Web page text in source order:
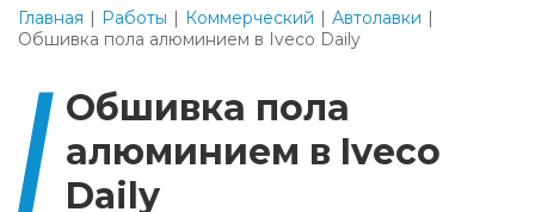
Главная Работы Коммерческий
Автолавки
Обшивка пола алюминием в Iveco Daily
Обшивка пола
алюминием в Iveco
Daily